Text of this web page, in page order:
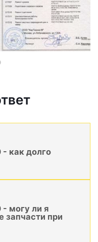
как долго
могу ли я
запчасти при